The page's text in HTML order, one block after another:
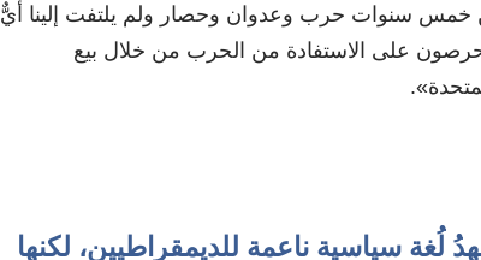
من خمس سنوات حرب وعدوان وحصار ولم يلتفت إلينا أيٌّ
على الاستفادة من الحرب من خلال بيع
لُغة سياسية ناعمة للديمقراطيين، لكنها